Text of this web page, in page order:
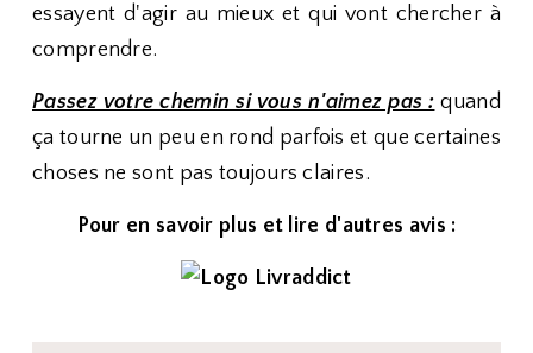
essayent d'agir au mieux et qui vont chercher à
comprendre.
Passez votre chemin si vous n'aimez pas : quand
ça tourne un peu en rond parfois et que certaines
choses ne sont pas toujours claires.
Pour en savoir plus et lire d'autres avis :